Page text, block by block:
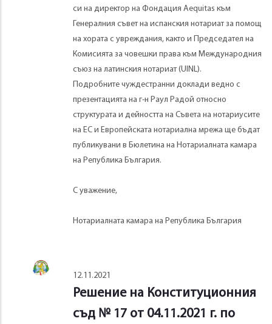
си на директор на Фондация Aequitas към
Генералния съвет на испанския нотариат за помощ
на хората с увреждания, както и Председател на
Комисията за човешки права към Международния
съюз на латинския нотариат (UINL).
Подробните чуждестранни доклади ведно с
презентацията на г-н Раул Радой относно
структурата и дейността на Съвета на нотариусите
на ЕС и Европейската нотариална мрежа ще бъдат
публикувани в Бюлетина на Нотариалната камара
на Република България.
С уважение,
Нотариалната камара на Република България
12.11.2021
Решение на Конституционния
съд № 17 от 04.11.2021 г. по